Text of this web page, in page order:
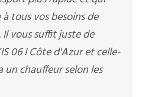
tous vos besoins de
vous suffit juste de
06 I Côte d'Azur et celle-
un chauffeur selon les